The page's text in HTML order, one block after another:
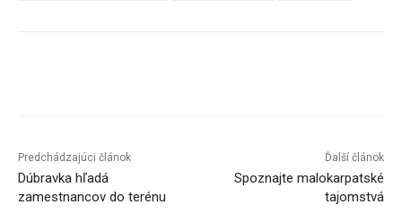
Predchádzajúci článok
Dúbravka hľadá
zamestnancov do terénu
Ďalší článok
Spoznajte malokarpatské
tajomstvá